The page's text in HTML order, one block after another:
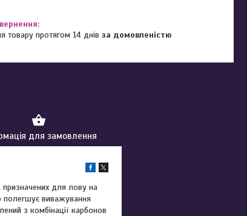
товару протягом 14 днівза домовленістю
для замовлення
призначених для лову на
полегшує виважування
з комбінації карбонов